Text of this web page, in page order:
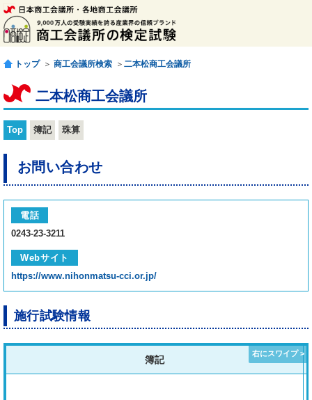
トップ ＞ 商工会議所検索 ＞ 二本松商工会議所
二本松商工会議所
Top 簿記 珠算
お問い合わせ
電話
0243-23-3211
Webサイト
https://www.nihonmatsu-cci.or.jp/
施行試験情報
簿記